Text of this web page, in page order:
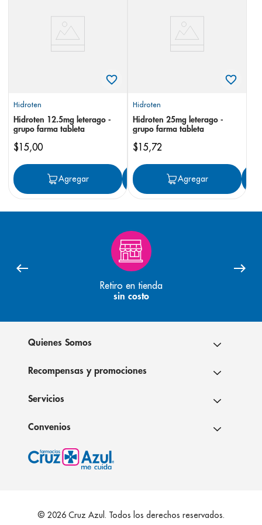
Hidroten
Hidroten 12.5mg leterago -
grupo farma tableta
$15,00
Agregar Agregar
Hidroten
Hidroten 25mg leterago -
grupo farma tableta
$15,72
Agregar
Retiro en tienda
sin costo
Quienes Somos
Recompensas y promociones
Servicios
Convenios
© 2026 Cruz Azul. Todos los derechos reservados.
pediasure
panolini